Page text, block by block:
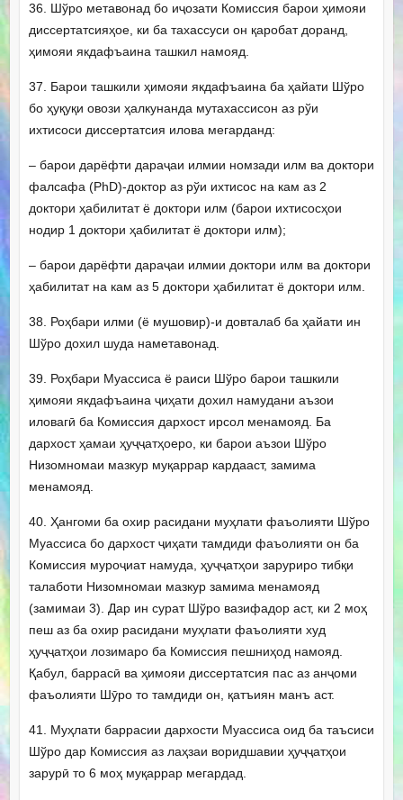
36. Шўро метавонад бо иҷозати Комиссия барои ҳимояи
диссертатсияҳое, ки ба тахассуси он қаробат доранд,
ҳимояи якдафъаина ташкил намояд.
37. Барои ташкили ҳимояи якдафъаина ба ҳайати Шўро
бо ҳуқуқи овози ҳалкунанда мутахассисон аз рўи
ихтисоси диссертатсия илова мегарданд:
– барои дарёфти дараҷаи илмии номзади илм ва доктори
фалсафа (PhD)-доктор аз рўи ихтисос на кам аз 2
доктори ҳабилитат ё доктори илм (барои ихтисосҳои
нодир 1 доктори ҳабилитат ё доктори илм);
– барои дарёфти дараҷаи илмии доктори илм ва доктори
ҳабилитат на кам аз 5 доктори ҳабилитат ё доктори илм.
38. Роҳбари илми (ё мушовир)-и довталаб ба ҳайати ин
Шўро дохил шуда наметавонад.
39. Роҳбари Муассиса ё раиси Шўро барои ташкили
ҳимояи якдафъаина ҷиҳати дохил намудани аъзои
иловагӣ ба Комиссия дархост ирсол менамояд. Ба
дархост ҳамаи ҳуҷҷатҳоеро, ки барои аъзои Шўро
Низомномаи мазкур муқаррар кардааст, замима
менамояд.
40. Ҳангоми ба охир расидани муҳлати фаъолияти Шўро
Муассиса бо дархост ҷиҳати тамдиди фаъолияти он ба
Комиссия муроҷиат намуда, ҳуҷҷатҳои заруриро тибқи
талаботи Низомномаи мазкур замима менамояд
(замимаи 3). Дар ин сурат Шўро вазифадор аст, ки 2 моҳ
пеш аз ба охир расидани муҳлати фаъолияти худ
ҳуҷҷатҳои лозимаро ба Комиссия пешниҳод намояд.
Қабул, баррасӣ ва ҳимояи диссертатсия пас аз анҷоми
фаъолияти Шӯро то тамдиди он, қатъиян манъ аст.
41. Муҳлати баррасии дархости Муассиса оид ба таъсиси
Шўро дар Комиссия аз лаҳзаи воридшавии ҳуҷҷатҳои
зарурӣ то 6 моҳ муқаррар мегардад.